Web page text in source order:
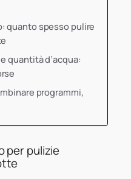
quanto spesso pulire
quantità d’acqua:
programmi,
per pulizie